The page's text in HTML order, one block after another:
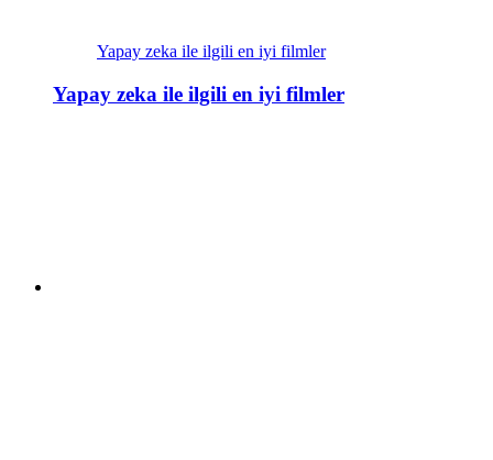
Yapay zeka ile ilgili en iyi filmler
Yapay zeka ile ilgili en iyi filmler